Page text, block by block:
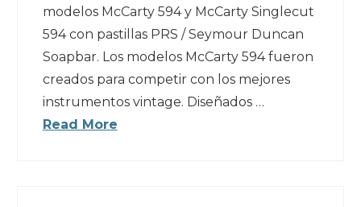
modelos McCarty 594 y McCarty Singlecut
594 con pastillas PRS / Seymour Duncan
Soapbar. Los modelos McCarty 594 fueron
creados para competir con los mejores
instrumentos vintage. Diseñados …
Read More